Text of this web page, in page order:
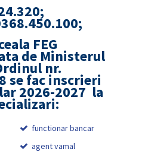
FEG
de Ministerul
nr.
se fac inscrieri
2026-2027 la
functionar bancar
agent vamal